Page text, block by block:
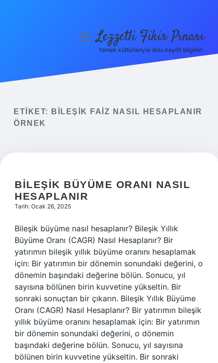
Yasal Uyarı
menüyüLezzetli Fikir Pınarı
Yemek kültürleriyle dolu keyifli bilgiler!
ETIKET:
BILEŞIK FAIZ NASIL HESAPLANIR
ÖRNEK
BILEŞIK BÜYÜME ORANI NASIL
HESAPLANIR
Tarih: Ocak 26, 2025
Bileşik büyüme nasıl hesaplanır? Bileşik Yıllık
Büyüme Oranı (CAGR) Nasıl Hesaplanır? Bir
yatırımın bileşik yıllık büyüme oranını hesaplamak
için: Bir yatırımın bir dönemin sonundaki değerini, o
dönemin başındaki değerine bölün. Sonucu, yıl
sayısına bölünen birin kuvvetine yükseltin. Bir
sonraki sonuçtan bir çıkarın. Bileşik Yıllık Büyüme
Oranı (CAGR) Nasıl Hesaplanır? Bir yatırımın bileşik
yıllık büyüme oranını hesaplamak için: Bir yatırımın
bir dönemin sonundaki değerini, o dönemin
başındaki değerine bölün. Sonucu, yıl sayısına
bölünen birin kuvvetine yükseltin. Bir sonraki